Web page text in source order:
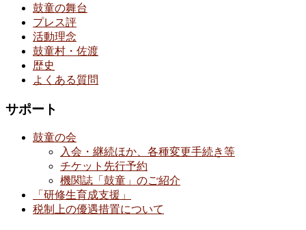
鼓童の舞台
プレス評
活動理念
鼓童村・佐渡
歴史
よくある質問
サポート
鼓童の会
入会・継続ほか、各種変更手続き等
チケット先行予約
機関誌「鼓童」のご紹介
「研修生育成支援」
税制上の優遇措置について